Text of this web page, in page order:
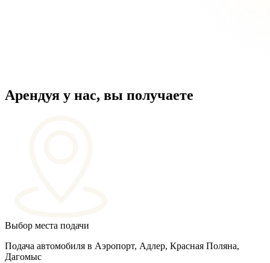
Арендуя у нас, вы получаете
Выбор места подачи
Подача автомобиля в Аэропорт, Адлер, Красная Поляна,
Дагомыс